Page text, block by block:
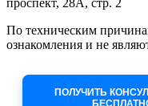
проспект, 28А, стр. 2
По техническим
ознакомления и не
ПОЛУЧИТЬ